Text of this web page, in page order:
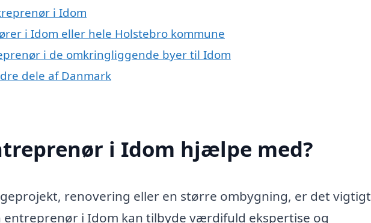
i Idom
i Idom eller hele Holstebro kommune
i de omkringliggende byer til Idom
dele af Danmark
i Idom hjælpe med?
renovering eller en større ombygning, er det vigtigt
i Idom kan tilbyde værdifuld ekspertise og